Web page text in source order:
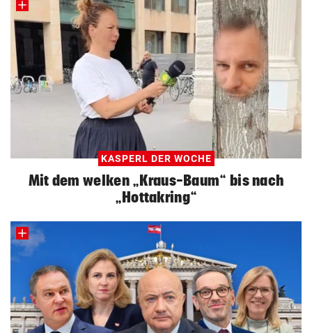
KASPERL DER WOCHE
Mit dem welken „Kraus-Baum“ bis nach
„Hottakring“